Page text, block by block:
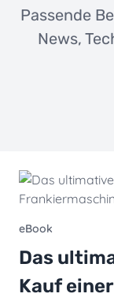
Passende
News,
eBook
Das
Kauf